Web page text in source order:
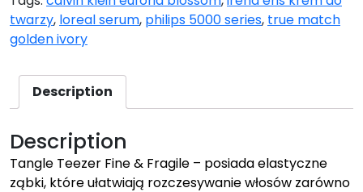
twarzy, loreal serum, philips 5000 series, true match
golden ivory
Description
Description
Tangle Teezer Fine & Fragile – posiada elastyczne
ząbki, które ułatwiają rozczesywanie włosów zarówno